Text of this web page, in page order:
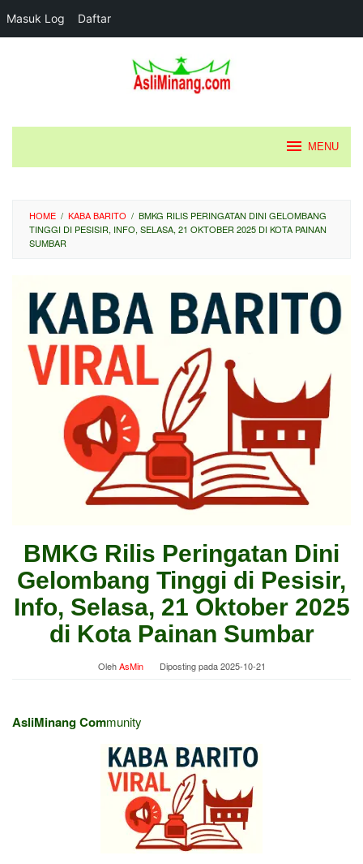
Masuk Log Daftar
MENU
HOME / KABA BARITO / BMKG RILIS PERINGATAN DINI GELOMBANG
TINGGI DI PESISIR, INFO, SELASA, 21 OKTOBER 2025 DI KOTA PAINAN
SUMBAR
BMKG Rilis Peringatan Dini
Gelombang Tinggi di Pesisir,
Info, Selasa, 21 Oktober 2025
di Kota Painan Sumbar
OlehAsMin Diposting pada2025-10-21
AsliMinang Community